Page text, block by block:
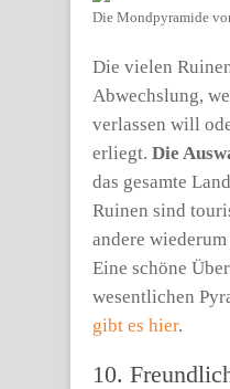
Die Mondpyramide
Die vielen
Abwechslung,
verlassen will
erliegt. Die
das gesamte
Ruinen sind
andere
Eine schöne
wesentlichen
gibt es hier.
10.